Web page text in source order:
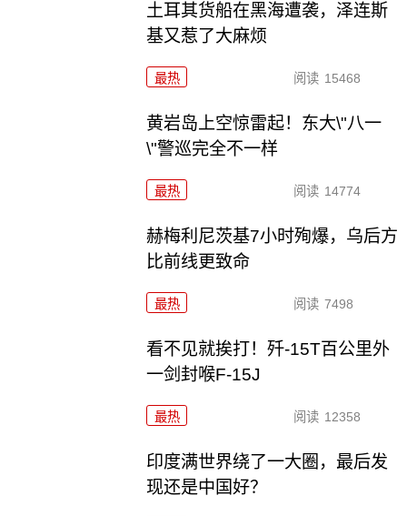
土耳其货船在黑海遭袭，泽连斯
基又惹了大麻烦
最热 阅读 15468
黄岩岛上空惊雷起！东大\"八一
\"警巡完全不一样
最热 阅读 14774
赫梅利尼茨基7小时殉爆，乌后方
比前线更致命
最热 阅读 7498
看不见就挨打！歼-15T百公里外
一剑封喉F-15J
最热 阅读 12358
印度满世界绕了一大圈，最后发
现还是中国好？